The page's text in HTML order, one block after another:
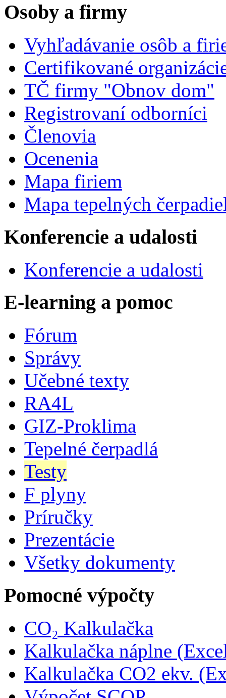
Osoby a firmy
Vyhľadávanie osôb a
Certifikované
TČ firmy "Obnov dom"
Registrovaní odborníci
Členovia
Ocenenia
Mapa firiem
Mapa tepelných
Konferencie a udalosti
Konferencie a udalosti
E-learning a pomoc
Fórum
Správy
Učebné texty
RA4L
GIZ-Proklima
Tepelné čerpadlá
Testy
F plyny
Príručky
Prezentácie
Všetky dokumenty
Pomocné výpočty
CO₂ Kalkulačka
Kalkulačka náplne
Kalkulačka CO2 ekv.